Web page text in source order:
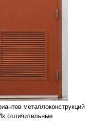
металлоконструкций
отличительные